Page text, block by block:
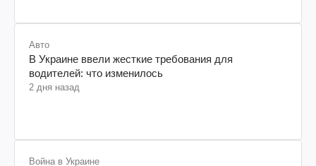
Авто
В Украине ввели жесткие требования для
водителей: что изменилось